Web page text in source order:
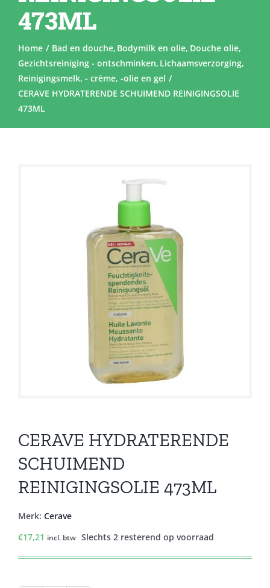
473ML
Home Bad en douche Bodymilk en olie Douche olie
Gezichtsreiniging - ontschminken Lichaamsverzorging
Reinigingsmelk, - crème, -olie en gel
CERAVE HYDRATERENDE SCHUIMEND REINIGINGSOLIE
473ML
CERAVE HYDRATERENDE
SCHUIMEND
REINIGINGSOLIE 473ML
Merk: Cerave
€17,21 incl. btw Slechts 2 resterend op voorraad